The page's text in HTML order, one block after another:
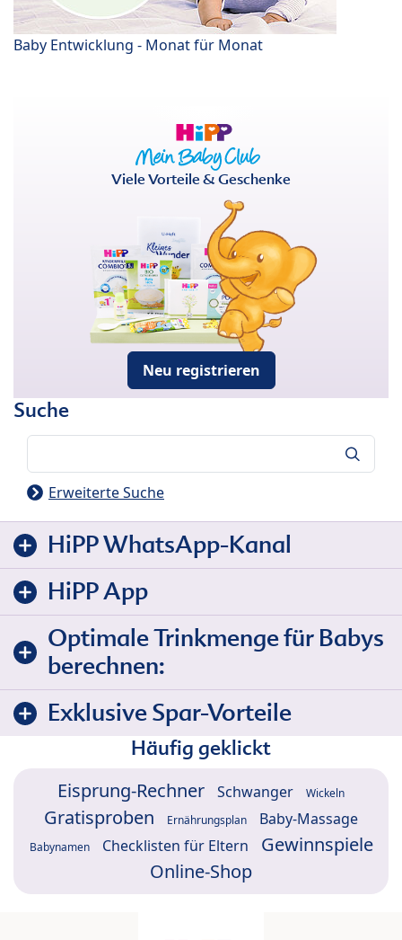
Baby Entwicklung - Monat für Monat
Viele Vorteile & Geschenke
Neu registrieren
Suche
Erweiterte Suche
HiPP WhatsApp-Kanal
HiPP App
Optimale Trinkmenge für Babys
berechnen:
Exklusive Spar-Vorteile
Häufig geklickt
Eisprung-Rechner Schwanger Wickeln
Gratisproben Ernährungsplan Baby-Massage
Babynamen Checklisten für Eltern
Gewinnspiele
Online-Shop